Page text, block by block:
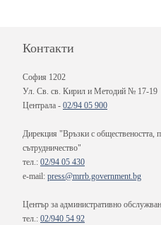
Контакти
София 1202
Ул. Св. св. Кирил и Методий № 17-19
Централа - 02/94 05 900
Дирекция "Връзки с обществеността,
сътрудничество"
тел.: 02/94 05 430
e-mail: press@mrrb.government.bg
Център за административно
тел.: 02/940 54 92